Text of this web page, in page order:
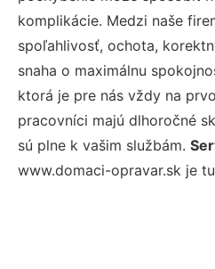
komplikácie. Medzi naše
spoľahlivosť, ochota,
snaha o maximálnu
ktorá je pre nás vždy na
pracovníci majú dlhoročné
sú plne k vašim službám.
www.domaci-opravar.sk je